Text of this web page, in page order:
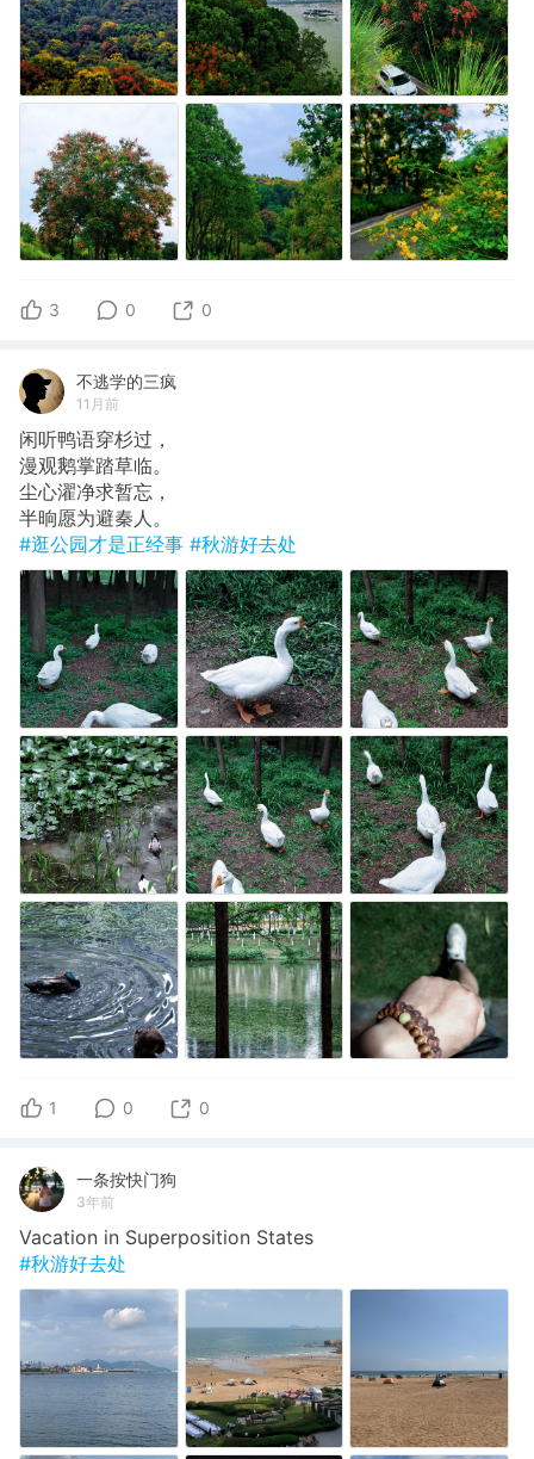
3 0 0
不逃学的三疯
11月前
闲听鸭语穿杉过，
漫观鹅掌踏草临。
尘心濯净求暂忘，
半晌愿为避秦人。
#逛公园才是正经事 #秋游好去处
1 0 0
一条按快门狗
3年前
Vacation in Superposition States
#秋游好去处